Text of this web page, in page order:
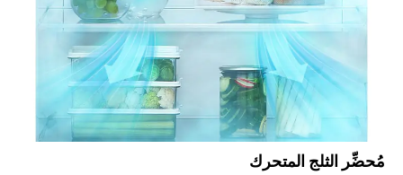
مُحضِّر الثلج المتحرك